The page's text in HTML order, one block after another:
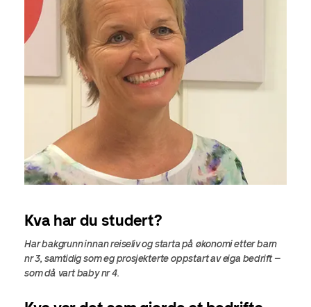
Kva har du studert?
Har bakgrunn innan reiseliv og starta på økonomi etter barn
nr 3, samtidig som eg prosjekterte oppstart av eiga bedrift –
som då vart baby nr 4.